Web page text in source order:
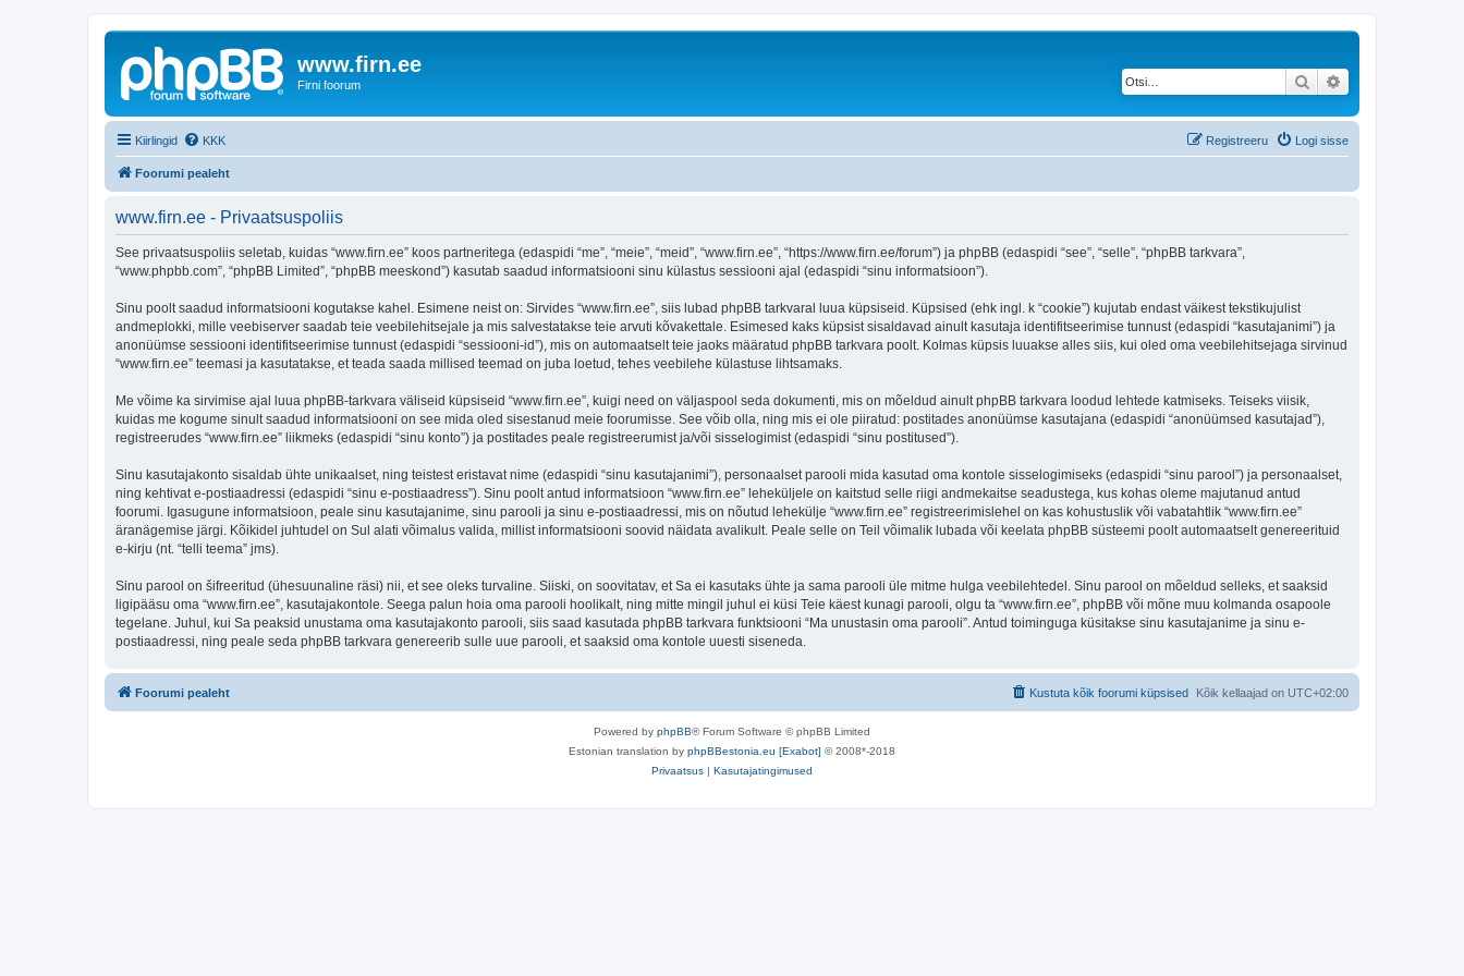
www.firn.ee
Firni foorum Otsi
Kiirlingid KKK Logi sisse
Registreeru
Foorumi pealeht
www.firn.ee - Privaatsuspoliis
See privaatsuspoliis seletab, kuidas “www.firn.ee” koos partneritega (edaspidi “me”, “meie”, “meid”, “www.firn.ee”, “https://www.firn.ee/forum”) ja phpBB (edaspidi “see”, “selle”, “phpBB tarkvara”,
“www.phpbb.com”, “phpBB Limited”, “phpBB meeskond”) kasutab saadud informatsiooni sinu külastus sessiooni ajal (edaspidi “sinu informatsioon”).
Sinu poolt saadud informatsiooni kogutakse kahel. Esimene neist on: Sirvides “www.firn.ee”, siis lubad phpBB tarkvaral luua küpsiseid. Küpsised (ehk ingl. k “cookie”) kujutab endast väikest tekstikujulist
andmeplokki, mille veebiserver saadab teie veebilehitsejale ja mis salvestatakse teie arvuti kõvakettale. Esimesed kaks küpsist sisaldavad ainult kasutaja identifitseerimise tunnust (edaspidi “kasutajanimi”) ja
anonüümse sessiooni identifitseerimise tunnust (edaspidi “sessiooni-id”), mis on automaatselt teie jaoks määratud phpBB tarkvara poolt. Kolmas küpsis luuakse alles siis, kui oled oma veebilehitsejaga sirvinud
“www.firn.ee” teemasi ja kasutatakse, et teada saada millised teemad on juba loetud, tehes veebilehe külastuse lihtsamaks.
Me võime ka sirvimise ajal luua phpBB-tarkvara väliseid küpsiseid “www.firn.ee”, kuigi need on väljaspool seda dokumenti, mis on mõeldud ainult phpBB tarkvara loodud lehtede katmiseks. Teiseks viisik,
kuidas me kogume sinult saadud informatsiooni on see mida oled sisestanud meie foorumisse. See võib olla, ning mis ei ole piiratud: postitades anonüümse kasutajana (edaspidi “anonüümsed kasutajad”),
registreerudes “www.firn.ee” liikmeks (edaspidi “sinu konto”) ja postitades peale registreerumist ja/või sisselogimist (edaspidi “sinu postitused”).
Sinu kasutajakonto sisaldab ühte unikaalset, ning teistest eristavat nime (edaspidi “sinu kasutajanimi”), personaalset parooli mida kasutad oma kontole sisselogimiseks (edaspidi “sinu parool”) ja personaalset,
ning kehtivat e-postiaadressi (edaspidi “sinu e-postiaadress”). Sinu poolt antud informatsioon “www.firn.ee” leheküljele on kaitstud selle riigi andmekaitse seadustega, kus kohas oleme majutanud antud
foorumi. Igasugune informatsioon, peale sinu kasutajanime, sinu parooli ja sinu e-postiaadressi, mis on nõutud lehekülje “www.firn.ee” registreerimislehel on kas kohustuslik või vabatahtlik “www.firn.ee”
äranägemise järgi. Kõikidel juhtudel on Sul alati võimalus valida, millist informatsiooni soovid näidata avalikult. Peale selle on Teil võimalik lubada või keelata phpBB süsteemi poolt automaatselt genereerituid
e-kirju (nt. “telli teema” jms).
Sinu parool on šifreeritud (ühesuunaline räsi) nii, et see oleks turvaline. Siiski, on soovitatav, et Sa ei kasutaks ühte ja sama parooli üle mitme hulga veebilehtedel. Sinu parool on mõeldud selleks, et saaksid
ligipääsu oma “www.firn.ee”, kasutajakontole. Seega palun hoia oma parooli hoolikalt, ning mitte mingil juhul ei küsi Teie käest kunagi parooli, olgu ta “www.firn.ee”, phpBB või mõne muu kolmanda osapoole
tegelane. Juhul, kui Sa peaksid unustama oma kasutajakonto parooli, siis saad kasutada phpBB tarkvara funktsiooni “Ma unustasin oma parooli”. Antud toiminguga küsitakse sinu kasutajanime ja sinu e-
postiaadressi, ning peale seda phpBB tarkvara genereerib sulle uue parooli, et saaksid oma kontole uuesti siseneda.
Foorumi pealeht Kõik kellaajad on UTC+02:00
Kustuta kõik foorumi küpsised
Powered by phpBB® Forum Software © phpBB Limited
Estonian translation by phpBBestonia.eu [Exabot] © 2008*-2018
Privaatsus | Kasutajatingimused